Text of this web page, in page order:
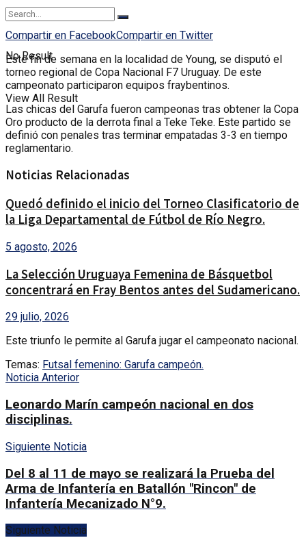
No Result
View All Result
Compartir en FacebookCompartir en Twitter
Este fin de semana en la localidad de Young, se disputó el
torneo regional de Copa Nacional F7 Uruguay. De este
campeonato participaron equipos fraybentinos.
Las chicas del Garufa fueron campeonas tras obtener la Copa
Oro producto de la derrota final a Teke Teke. Este partido se
definió con penales tras terminar empatadas 3-3 en tiempo
reglamentario.
Noticias Relacionadas
Quedó definido el inicio del Torneo Clasificatorio de
la Liga Departamental de Fútbol de Río Negro.
5 agosto, 2026
La Selección Uruguaya Femenina de Básquetbol
concentrará en Fray Bentos antes del Sudamericano.
29 julio, 2026
Este triunfo le permite al Garufa jugar el campeonato nacional.
Temas: Futsal femenino: Garufa campeón.
Noticia Anterior
Leonardo Marín campeón nacional en dos
disciplinas.
Siguiente Noticia
Del 8 al 11 de mayo se realizará la Prueba del
Arma de Infantería en Batallón "Rincon" de
Infantería Mecanizado N°9.
Siguiente Noticia